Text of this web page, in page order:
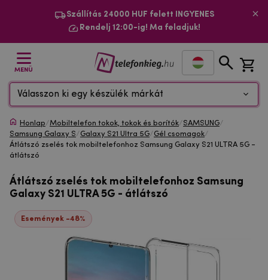
Szállítás 24000 HUF felett INGYENES
Rendelj 12:00-ig! Ma feladjuk!
MENÜ
Válasszon ki egy készülék márkát
Honlap/Mobiltelefon tokok, tokok és borítók/SAMSUNG/
Samsung Galaxy S/Galaxy S21 Ultra 5G/Gél csomagok/
Átlátszó zselés tok mobiltelefonhoz Samsung Galaxy S21 ULTRA 5G -
átlátszó
Átlátszó zselés tok mobiltelefonhoz Samsung
Galaxy S21 ULTRA 5G - átlátszó
Események -48%